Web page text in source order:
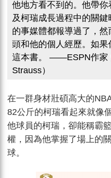
他地方看不到的。他帶
及柯瑞成長過程中的關
的事媒體都報導過了，
頭和他的個人經歷。如
這本書。 ——ESPN作家
Strauss）
在一群身材壯碩高大的
82公斤的柯瑞看起來就像
他球員的柯瑞，卻能稱霸
權，因為他掌握了場上的
球。